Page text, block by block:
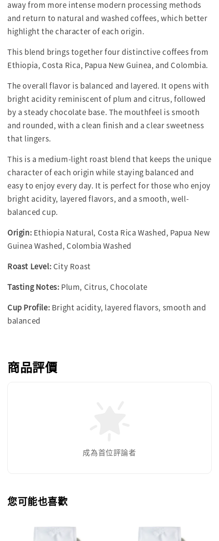
away from more intense modern processing methods
and return to natural and washed coffees, which better
highlight the character of each origin.
This blend brings together four distinctive coffees from
Ethiopia, Costa Rica, Papua New Guinea, and Colombia.
The overall flavor is balanced and layered. It opens with
bright acidity reminiscent of plum and citrus, followed
by a steady chocolate base. The mouthfeel is smooth
and rounded, with a clean finish and a clear sweetness
that lingers.
This is a medium-light roast blend that keeps the unique
character of each origin while staying balanced and
easy to enjoy every day. It is perfect for those who enjoy
bright acidity, layered flavors, and a smooth, well-
balanced cup.
Origin: Ethiopia Natural, Costa Rica Washed, Papua New
Guinea Washed, Colombia Washed
Roast Level: City Roast
Tasting Notes: Plum, Citrus, Chocolate
Cup Profile: Bright acidity, layered flavors, smooth and
balanced
商品評價
成為首位評論者
您可能也喜歡